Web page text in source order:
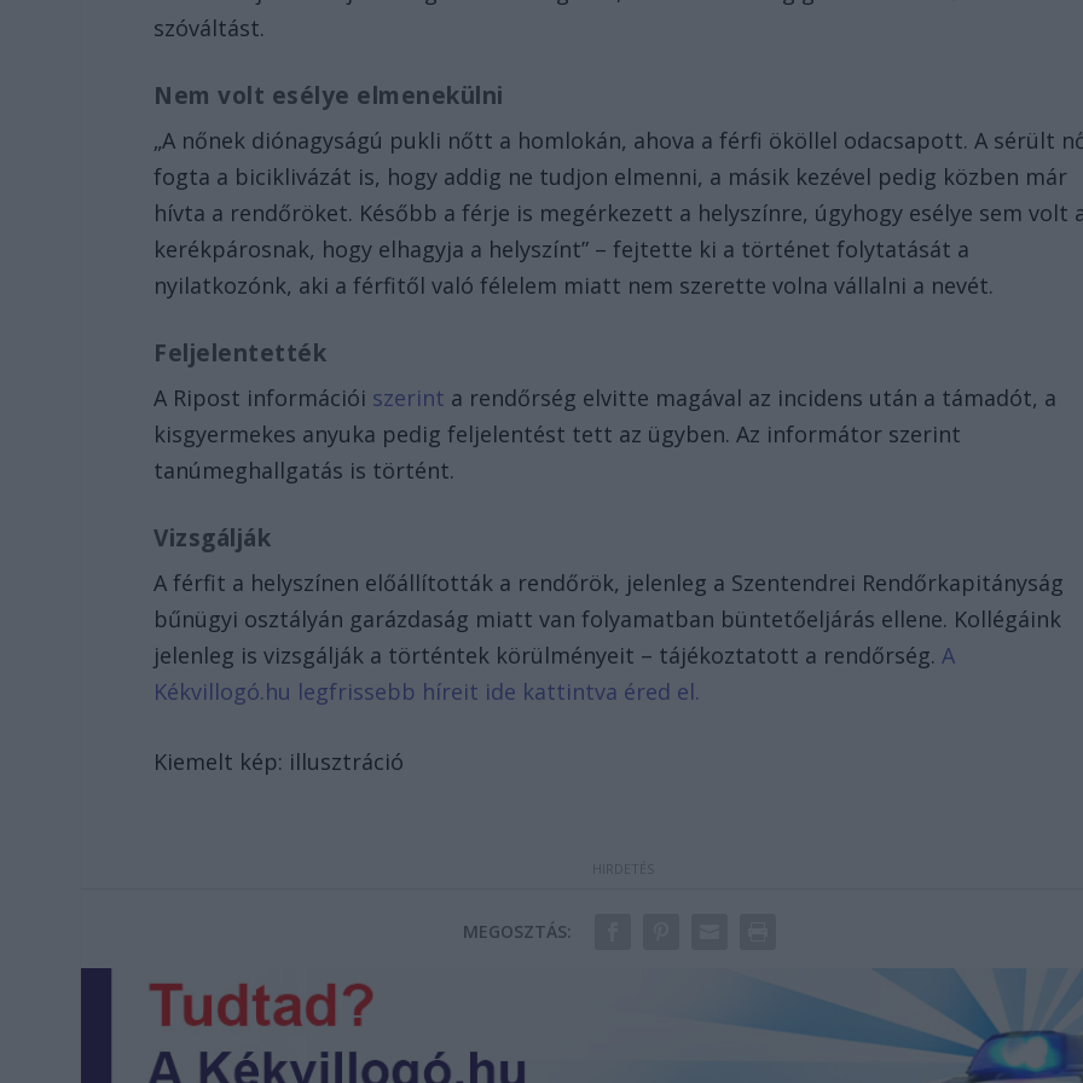
szóváltást.
Nem volt esélye elmenekülni
„A nőnek diónagyságú pukli nőtt a homlokán, ahova a férfi ököllel odacsapott. A sérült
fogta a biciklivázát is, hogy addig ne tudjon elmenni, a másik kezével pedig közben már
hívta a rendőröket. Később a férje is megérkezett a helyszínre, úgyhogy esélye sem volt
kerékpárosnak, hogy elhagyja a helyszínt” – fejtette ki a történet folytatását a
nyilatkozónk, aki a férfitől való félelem miatt nem szerette volna vállalni a nevét.
Feljelentették
A Ripost információi szerint a rendőrség elvitte magával az incidens után a támadót, a
kisgyermekes anyuka pedig feljelentést tett az ügyben. Az informátor szerint
tanúmeghallgatás is történt.
Vizsgálják
A férfit a helyszínen előállították a rendőrök, jelenleg a Szentendrei Rendőrkapitányság
bűnügyi osztályán garázdaság miatt van folyamatban büntetőeljárás ellene. Kollégáink
jelenleg is vizsgálják a történtek körülményeit – tájékoztatott a rendőrség. A
Kékvillogó.hu legfrissebb híreit ide kattintva éred el.
Kiemelt kép: illusztráció
MEGOSZTÁS: